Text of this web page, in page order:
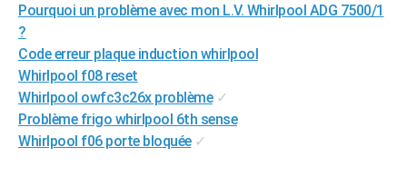
COPAINS D'AVANT
S'inscrire
Se connecter
Lycées
Collèges
Primaires
Universités
Entreprises
Service militaire
Avis de recherche
AVIS DE DÉCÈS
FORUM
Bricolage
Lifestyle
Culture
Sport
Auto
Television
Voyage
Cinema
Pourquoi un problème avec mon L.V. Whirlpool ADG 7500/1
?
Code erreur plaque induction whirlpool
Whirlpool f08 reset
Whirlpool owfc3c26x problème ✓
Problème frigo whirlpool 6th sense
Whirlpool f06 porte bloquée ✓